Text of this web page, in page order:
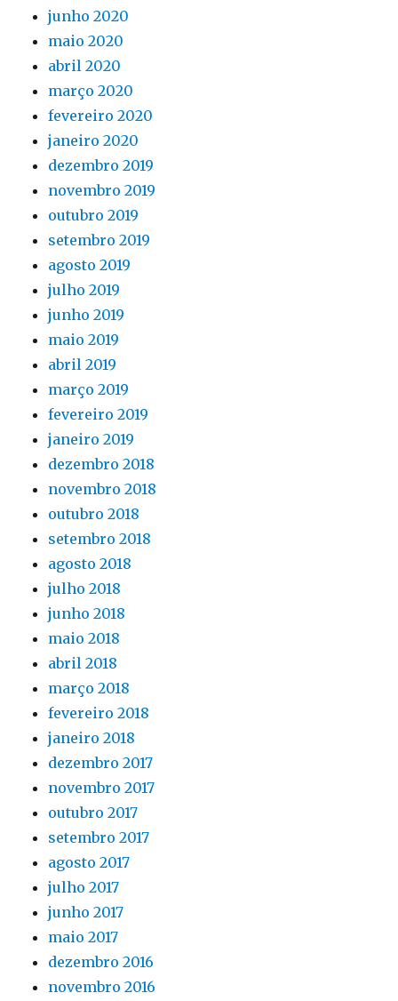
junho 2020
maio 2020
abril 2020
março 2020
fevereiro 2020
janeiro 2020
dezembro 2019
novembro 2019
outubro 2019
setembro 2019
agosto 2019
julho 2019
junho 2019
maio 2019
abril 2019
março 2019
fevereiro 2019
janeiro 2019
dezembro 2018
novembro 2018
outubro 2018
setembro 2018
agosto 2018
julho 2018
junho 2018
maio 2018
abril 2018
março 2018
fevereiro 2018
janeiro 2018
dezembro 2017
novembro 2017
outubro 2017
setembro 2017
agosto 2017
julho 2017
junho 2017
maio 2017
dezembro 2016
novembro 2016